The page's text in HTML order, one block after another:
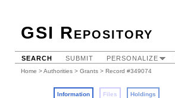
GSI Repository
SEARCH SUBMIT PERSONALIZE
Home >Authorities > Grants > Record #349074
Information Files Holdings